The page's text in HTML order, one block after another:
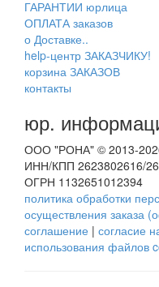
ГАРАНТИИ юрлица
ОПЛАТА заказов
о Доставке..
help-центр ЗАКАЗЧИКУ!
корзина ЗАКАЗОВ
контакты
юр.
ООО "РОНА" © 2013-
ИНН/КПП 2623802616/
ОГРН 1132651012394
политика обработки
осуществления заказа
соглашение | согласие
использования файлов